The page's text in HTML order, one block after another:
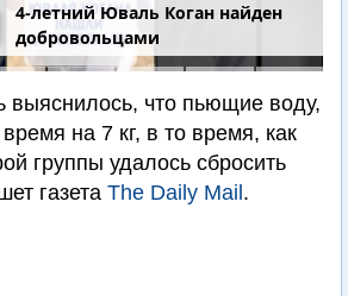
4-летний Юваль Коган найден
добровольцами
выяснилось, что пьющие воду,
на 7 кг, в то время, как
группы удалось сбросить
газета The Daily Mail .